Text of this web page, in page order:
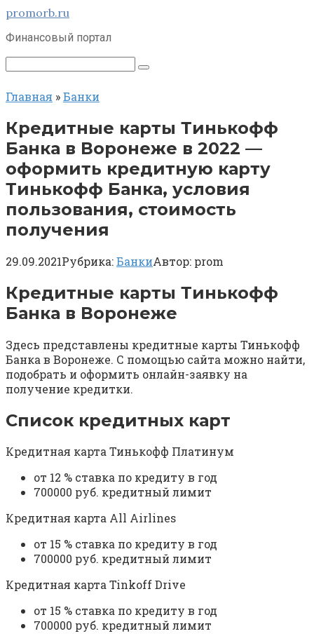
Перейти
контенту
promorb.ru
Финансовый портал
Поиск:
Главная »Банки
Кредитные карты Тинькофф
Банка в Воронеже в 2022 —
оформить кредитную карту
Тинькофф Банка, условия
пользования, стоимость
получения
29.09.2021Рубрика:БанкиАвтор: prom
Кредитные карты Тинькофф
Банка в Воронеже
Здесь представлены кредитные карты Тинькофф
Банка в Воронеже. С помощью сайта можно найти,
подобрать и оформить онлайн-заявку на
получение кредитки.
Список кредитных карт
Кредитная карта Тинькофф Платинум
от 12 % ставка по кредиту в год
700000 руб. кредитный лимит
Кредитная карта All Airlines
от 15 % ставка по кредиту в год
700000 руб. кредитный лимит
Кредитная карта Tinkoff Drive
от 15 % ставка по кредиту в год
700000 руб. кредитный лимит